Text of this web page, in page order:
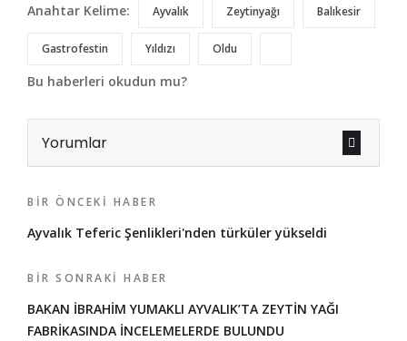
Anahtar Kelime: Ayvalık Zeytinyağı Balıkesir
Gastrofestin Yıldızı Oldu
Bu haberleri okudun mu?
Yorumlar
BIR ÖNCEKI HABER
Ayvalık Teferic Şenlikleri'nden türküler yükseldi
BIR SONRAKI HABER
BAKAN İBRAHİM YUMAKLI AYVALIK’TA ZEYTİN YAĞI
FABRİKASINDA İNCELEMELERDE BULUNDU